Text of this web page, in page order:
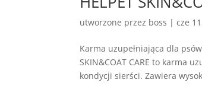
utworzone przez boss |cze
Karma uzupełniająca dla psów
SKIN&COAT CARE to karma
kondycji sierści. Zawiera